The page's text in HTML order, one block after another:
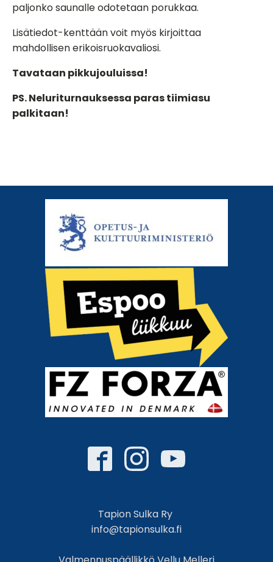
paljonko saunalle odotetaan porukkaa.
Lisätiedot-kenttään voit myös kirjoittaa
mahdollisen erikoisruokavaliosi.
Tavataan pikkujouluissa!
PS. Neluriturnauksessa paras tiimiasu
palkitaan!
Tapion Sulka Ry
info@tapionsulka.fi